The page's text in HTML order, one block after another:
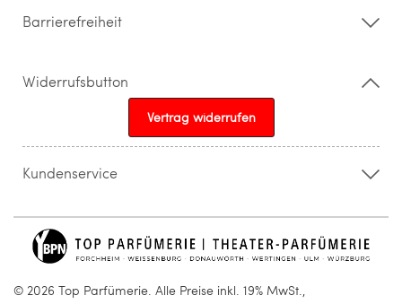
Barrierefreiheit
Widerrufsbutton
Vertrag widerrufen
Kundenservice
info@topparfuemerie.de
© 2026 Top Parfümerie. Alle Preise inkl. 19% MwSt.,